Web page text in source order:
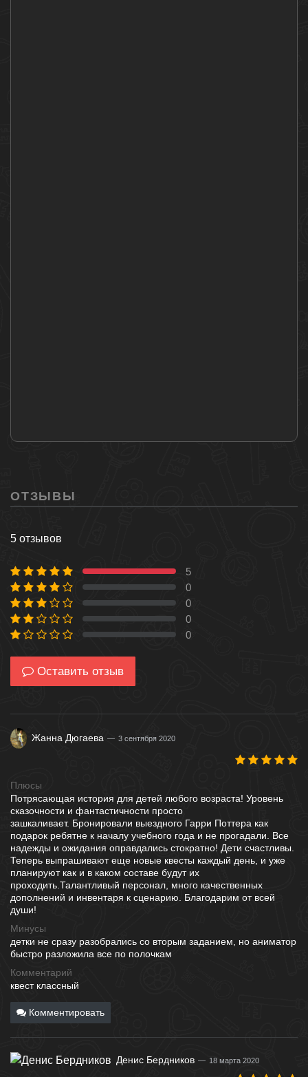
ОТЗЫВЫ
5 отзывов
100 % 5
0 % 0
0 % 0
0 % 0
0 % 0
Оставить отзыв
Жанна Дюгаева 3 сентября 2020
Плюсы
Потрясающая история для детей любого возраста! Уровень
сказочности и фантастичности просто
зашкаливает. Бронировали выездного Гарри Поттера как
подарок ребятне к началу учебного года и не прогадали. Все
надежды и ожидания оправдались стократно! Дети счастливы.
Теперь выпрашивают еще новые квесты каждый день, и уже
планируют как и в каком составе будут их
проходить.Талантливый персонал, много качественных
дополнений и инвентаря к сценарию. Благодарим от всей
души!
Минусы
детки не сразу разобрались со вторым заданием, но аниматор
быстро разложила все по полочкам
Комментарий
квест классный
Комментировать
Денис Бердников 18 марта 2020